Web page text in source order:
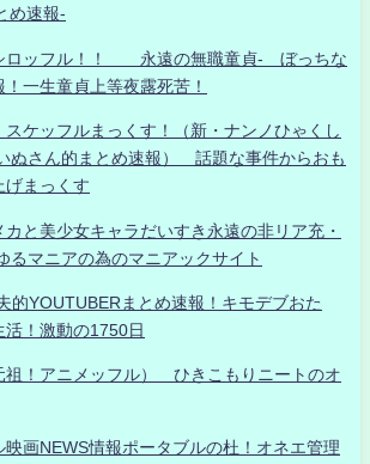
め速報-
ロッフル！！ 永遠の無職童貞- ぼっちな
一生童貞上等夜露死苦！
スケッフルまっくす！（新・ナンノひゃくし
ぬさん的まとめ速報） 話題な事件からおも
げまっくす
と美少女キャラだいすき永遠の非リア充・
るマニアの為のマニアックサイト
的YOUTUBERまとめ速報！キモデブおた
活！激動の1750日
祖！アニメッフル） ひきこもりニートのオ
映画NEWS情報ポータブルの杜！オネエ管理